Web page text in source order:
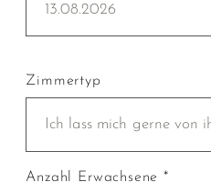
13.08.2026
Zimmertyp
Ich lass mich gerne von
Anzahl Erwachsene *